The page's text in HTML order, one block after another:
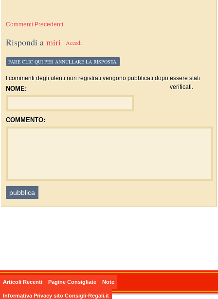
Commenti Precedenti
Rispondi amiri Accedi
FARE CLIC QUI PER ANNULLARE LA RISPOSTA.
I commenti degli utenti non registrati vengono pubblicati dopo essere stati
verificati.
NOME:
COMMENTO:
Articoli Recenti Pagine Consigliate Note
Informativa Privacy sito Consigli-Regali.it